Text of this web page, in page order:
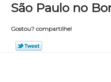
São Paulo no
Gostou? compartilhe!